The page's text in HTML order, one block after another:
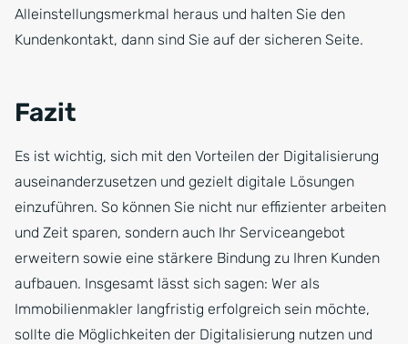
Alleinstellungsmerkmal heraus und halten Sie den
Kundenkontakt, dann sind Sie auf der sicheren Seite.
Fazit
Es ist wichtig, sich mit den Vorteilen der Digitalisierung
auseinanderzusetzen und gezielt digitale Lösungen
einzuführen. So können Sie nicht nur effizienter arbeiten
und Zeit sparen, sondern auch Ihr Serviceangebot
erweitern sowie eine stärkere Bindung zu Ihren Kunden
aufbauen. Insgesamt lässt sich sagen: Wer als
Immobilienmakler langfristig erfolgreich sein möchte,
sollte die Möglichkeiten der Digitalisierung nutzen und